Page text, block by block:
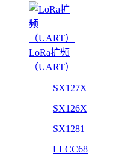
LoRa扩频
（UART）
SX127X
SX126X
SX1281
LLCC68